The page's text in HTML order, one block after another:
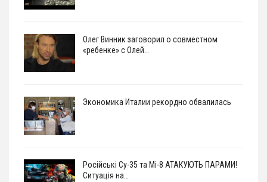
Олег Винник заговорил о совместном
«ребенке» с Олей…
Экономика Италии рекордно обвалилась
Російські Су-35 та Мі-8 АТАКУЮТЬ ПАРАМИ!
Ситуація на…